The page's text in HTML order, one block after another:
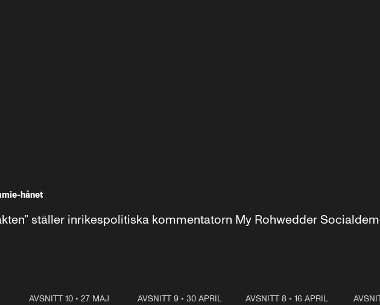
hånet
ställer inrikespolitiska kommentatorn My Rohwedder
23:40AVSNITT 10 •27 MAJ AVSNITT 9• 30 APRIL AVSNITT 8• 16 APRIL